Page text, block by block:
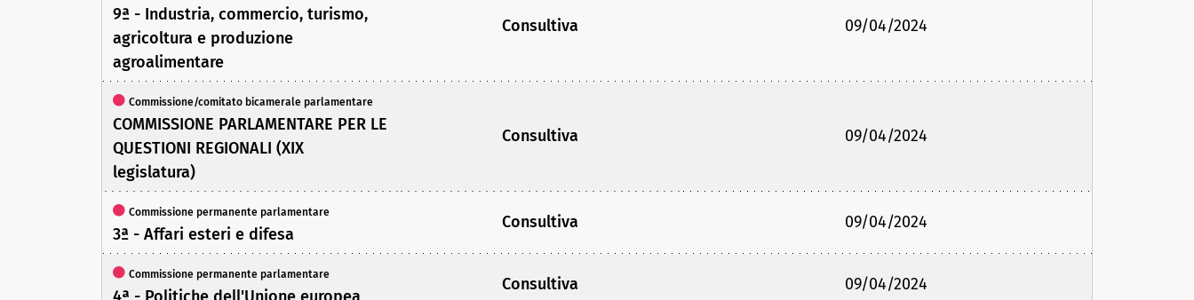
9ª - Industria, commercio, turismo,
agricoltura e produzione
agroalimentare
Consultiva 09/04/2024
Commissione/comitato bicamerale parlamentare
COMMISSIONE PARLAMENTARE PER LE
QUESTIONI REGIONALI (XIX
legislatura)
Consultiva 09/04/2024
Commissione permanente parlamentare
3ª - Affari esteri e difesa
Consultiva 09/04/2024
Commissione permanente parlamentare Consultiva 09/04/2024